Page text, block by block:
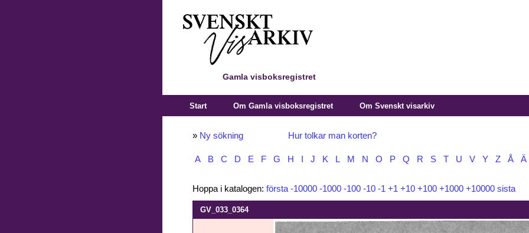
Gamla visboksregistret
Start Om Gamla visboksregistret Om Svenskt visarkiv
» Ny sökning Hur tolkar man korten?
A B C D E F G H J K L M N O P Q R S T U V Y Z Å Ä
Hoppa i katalogen: första -10000 -1000 -100 -10 -1 +1 +10 +100 +1000 +10000 sista
GV_033_0364